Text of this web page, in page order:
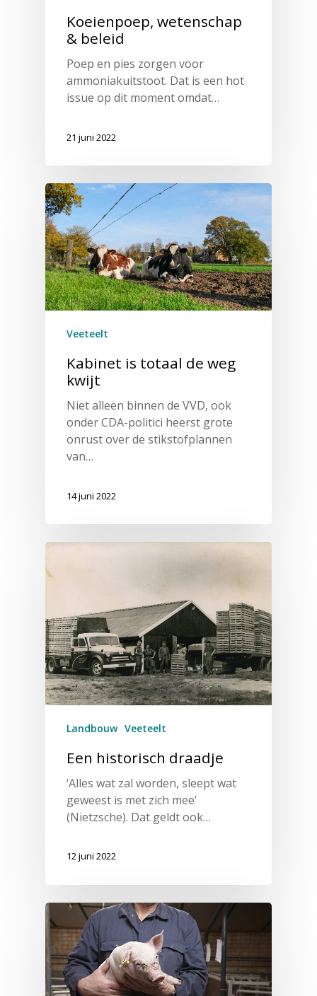
Koeienpoep, wetenschap
& beleid
Poep en pies zorgen voor
ammoniakuitstoot. Dat is een hot
issue op dit moment omdat…
21 juni 2022
Veeteelt
Kabinet is totaal de weg
kwijt
Niet alleen binnen de VVD, ook
onder CDA-politici heerst grote
onrust over de stikstofplannen
van…
14 juni 2022
Landbouw Veeteelt
Een historisch draadje
‘Alles wat zal worden, sleept wat
geweest is met zich mee’
(Nietzsche). Dat geldt ook…
12 juni 2022